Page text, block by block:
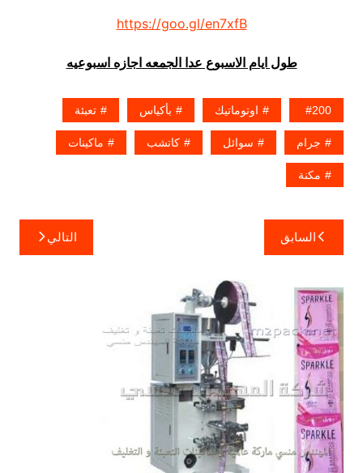
https://goo.gl/en7xfB
طول ايام الاسبوع عدا الجمعه اجازه اسبوعيه
200 اوتوماتيك بأكياس تعبئة
جرام سوائل كاتشب ماكينات
مكنة
تصفّح
المقالات
السابق التالي